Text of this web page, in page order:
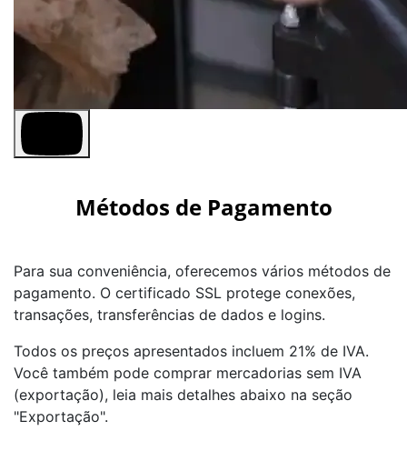
Métodos de Pagamento
Para sua conveniência, oferecemos vários métodos de
pagamento. O certificado SSL protege conexões,
transações, transferências de dados e logins.
Todos os preços apresentados incluem 21% de IVA.
Você também pode comprar mercadorias sem IVA
(exportação), leia mais detalhes abaixo na seção
"Exportação".